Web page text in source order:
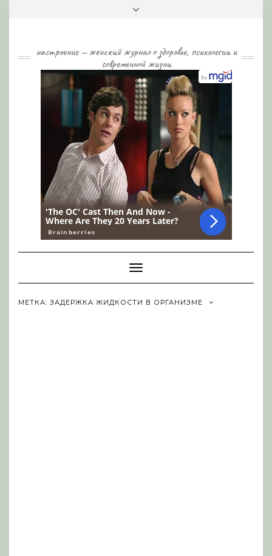
настроение — женский журнал о здоровье, психологии и
современной жизни
Toggle
Navigation
МЕТКА: ЗАДЕРЖКА ЖИДКОСТИ В ОРГАНИЗМЕ